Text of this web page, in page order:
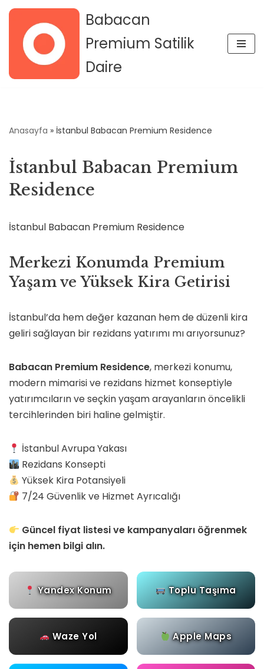
İçeriğe
geç
Babacan
Premium Satilik
Daire
Anasayfa » İstanbul Babacan Premium Residence
İstanbul Babacan Premium
Residence
İstanbul Babacan Premium Residence
Merkezi Konumda Premium
Yaşam ve Yüksek Kira Getirisi
İstanbul’da hem değer kazanan hem de düzenli kira
geliri sağlayan bir rezidans yatırımı mı arıyorsunuz?
Babacan Premium Residence, merkezi konumu,
modern mimarisi ve rezidans hizmet konseptiyle
yatırımcıların ve seçkin yaşam arayanların öncelikli
tercihlerinden biri haline gelmiştir.
İstanbul Avrupa Yakası
Rezidans Konsepti
Yüksek Kira Potansiyeli
7/24 Güvenlik ve Hizmet Ayrıcalığı
Güncel fiyat listesi ve kampanyaları öğrenmek
için hemen bilgi alın.
Yandex Konum Toplu Taşıma
Waze Yol Apple Maps